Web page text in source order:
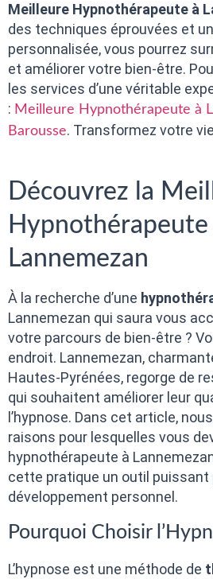
Meilleure Hypnothérapeute à
des techniques éprouvées et
personnalisée, vous pourrez
et améliorer votre bien-être.
les services d’une véritable
: Meilleure Hypnothérapeute à
Barousse. Transformez votre
Découvrez la
Hypnothérapeute
Lannemezan
À la recherche d’une
Lannemezan qui saura vous
votre parcours de bien-être ?
endroit. Lannemezan,
Hautes-Pyrénées, regorge de
qui souhaitent améliorer leur
l’hypnose. Dans cet article,
raisons pour lesquelles vous
hypnothérapeute à
cette pratique un outil puissant
développement personnel.
Pourquoi Choisir
L’hypnose est une méthode de